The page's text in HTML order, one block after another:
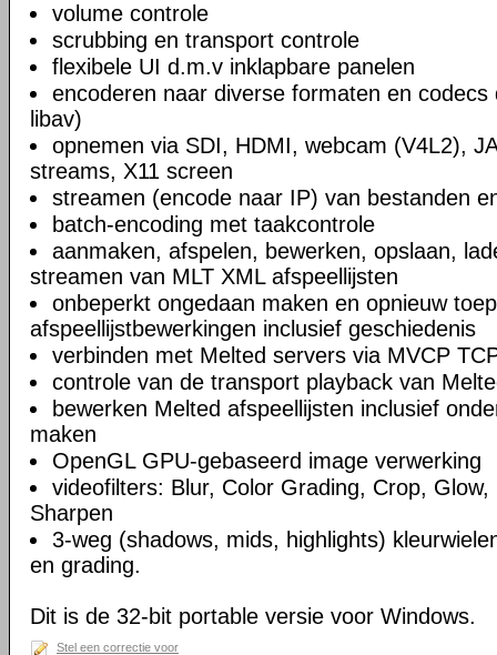
volume controle
scrubbing en transport controle
flexibele UI d.m.v inklapbare panelen
encoderen naar diverse formaten en codecs
libav)
opnemen via SDI, HDMI, webcam (V4L2),
streams, X11 screen
streamen (encode naar IP) van bestanden
batch-encoding met taakcontrole
aanmaken, afspelen, bewerken, opslaan,
streamen van MLT XML afspeellijsten
onbeperkt ongedaan maken en opnieuw
afspeellijstbewerkingen inclusief geschiedenis
verbinden met Melted servers via MVCP
controle van de transport playback van
bewerken Melted afspeellijsten inclusief
maken
OpenGL GPU-gebaseerd image verwerking
videofilters: Blur, Color Grading, Crop,
Sharpen
3-weg (shadows, mids, highlights)
en grading.
Dit is de 32-bit portable versie voor Windows.
Stel een correctie voor